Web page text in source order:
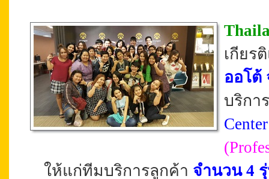
เกียร
ออโต้
บริกา
(
ให้แก่ทีมบริการลูกค้า จำนวน 4